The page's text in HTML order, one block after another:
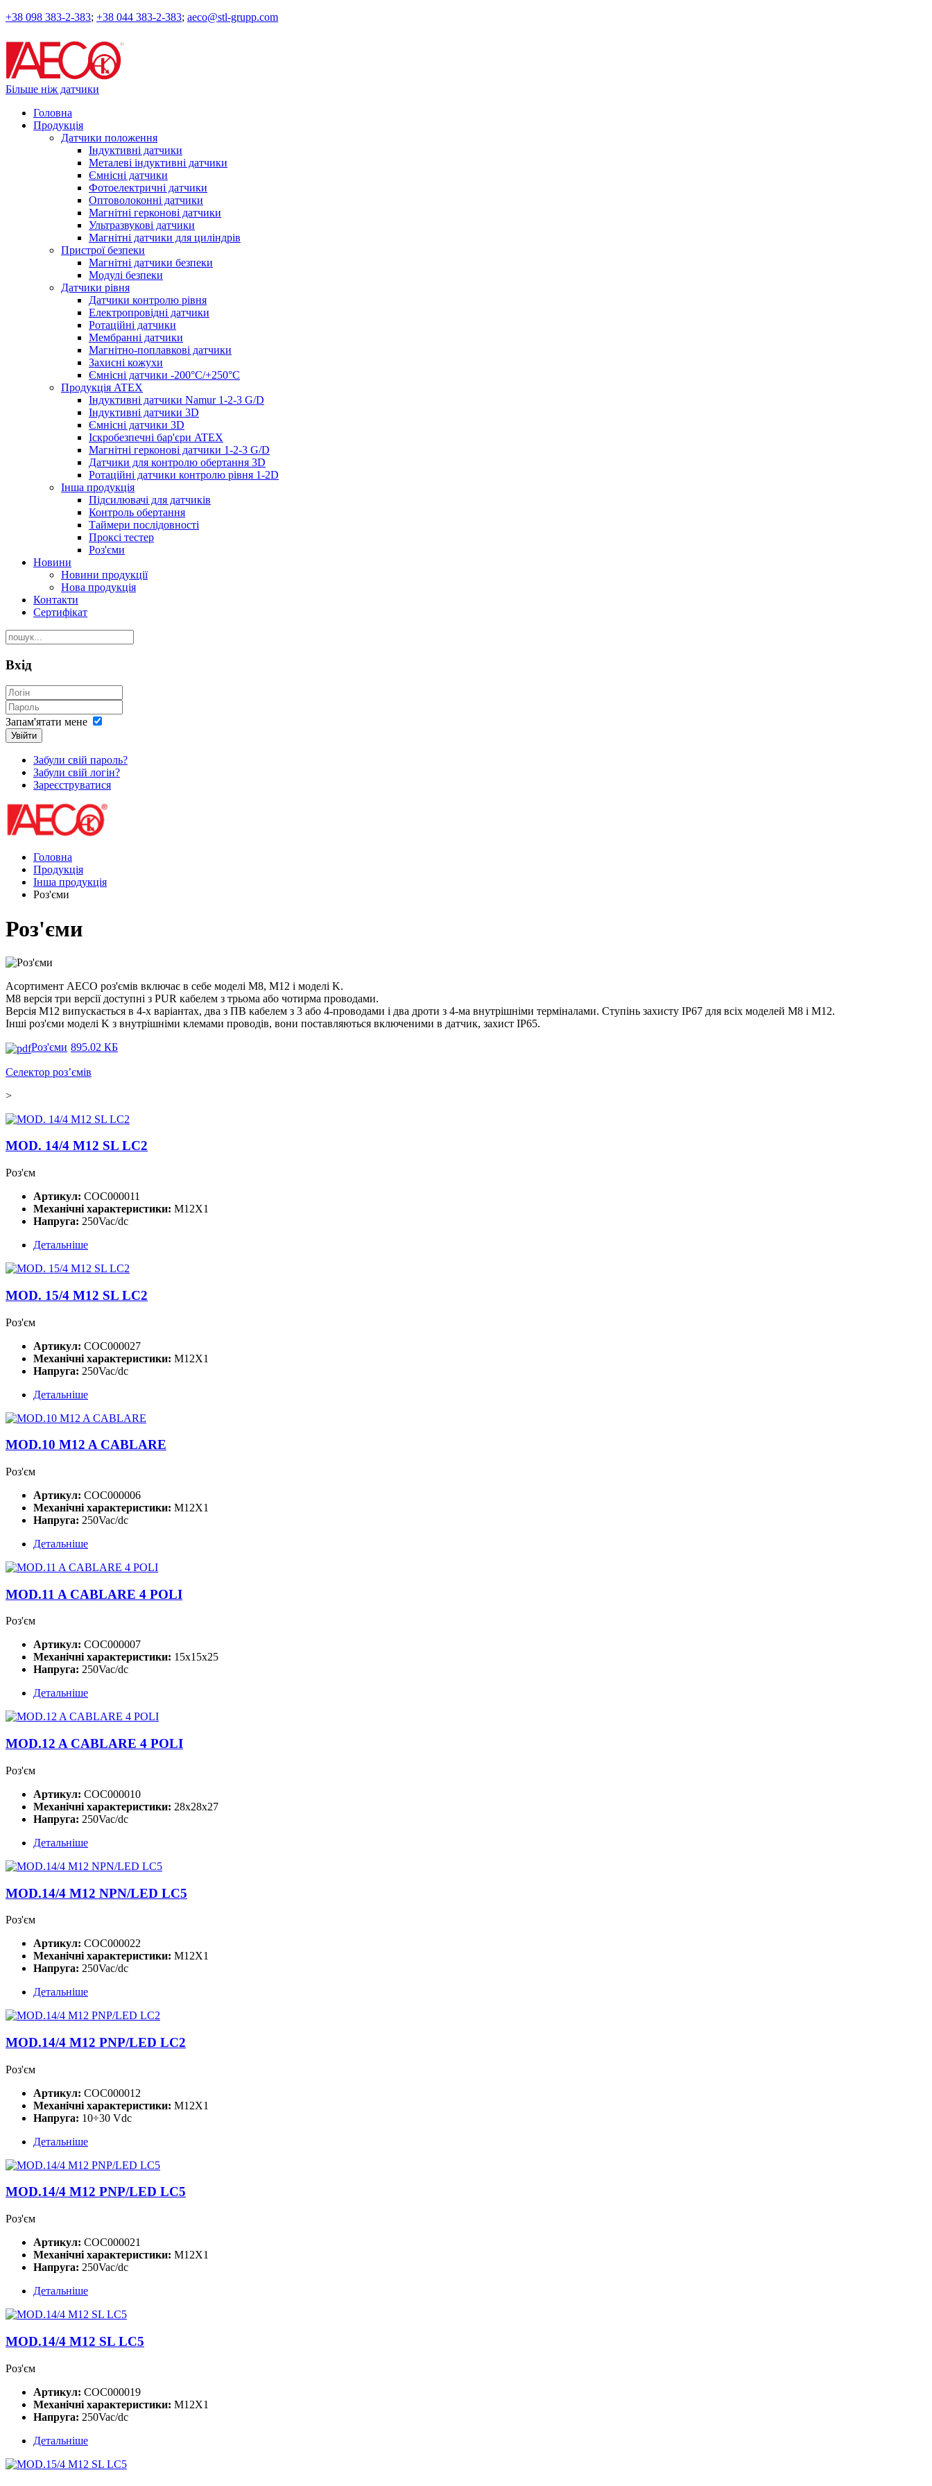
+38 098 383-2-383; +38 044 383-2-383; aeco@stl-grupp.com
Більше ніж датчики
Головна
Продукція
Датчики положення
Індуктивні датчики
Металеві індуктивні датчики
Ємнісні датчики
Фотоелектричні датчики
Оптоволоконні датчики
Магнітні герконові датчики
Ультразвукові датчики
Магнітні датчики для циліндрів
Пристрої безпеки
Магнітні датчики безпеки
Модулі безпеки
Датчики рівня
Датчики контролю рівня
Електропровідні датчики
Ротаційні датчики
Мембранні датчики
Магнітно-поплавкові датчики
Захисні кожухи
Ємнісні датчики -200°C/+250°C
Продукція ATEX
Індуктивні датчики Namur 1-2-3 G/D
Індуктивні датчики 3D
Ємнісні датчики 3D
Іскробезпечні бар'єри ATEX
Магнітні герконові датчики 1-2-3 G/D
Датчики для контролю обертання 3D
Ротаційні датчики контролю рівня 1-2D
Інша продукція
Підсилювачі для датчиків
Контроль обертання
Таймери послідовності
Проксі тестер
Роз'єми
Новини
Новини продукції
Нова продукція
Контакти
Сертифікат
Вхід
Запам'ятати мене
Увійти
Забули свій пароль?
Забули свій логін?
Зареєструватися
Головна
Продукція
Інша продукція
Роз'єми
Роз'єми
Асортимент AECO роз'ємів включає в себе моделі M8, M12 і моделі K.
М8 версія три версії доступні з PUR кабелем з трьома або чотирма проводами.
Версія M12 випускається в 4-х варіантах, два з ПВ кабелем з 3 або 4-проводами і два дроти з 4-ма внутрішніми терміналами. Ступінь захисту IP67 для всіх моделей M8 і M12.
Інші роз'єми моделі K з внутрішніми клемами проводів, вони поставляються включеними в датчик, захист IP65.
Роз'єми 895.02 КБ
Селектор роз’ємів
>
MOD. 14/4 M12 SL LC2
Роз'єм
Артикул: COC000011
Механічні характеристики: M12X1
Напруга: 250Vac/dc
Детальніше
MOD. 15/4 M12 SL LC2
Роз'єм
Артикул: COC000027
Механічні характеристики: M12X1
Напруга: 250Vac/dc
Детальніше
MOD.10 M12 A CABLARE
Роз'єм
Артикул: COC000006
Механічні характеристики: M12X1
Напруга: 250Vac/dc
Детальніше
MOD.11 A CABLARE 4 POLI
Роз'єм
Артикул: COC000007
Механічні характеристики: 15x15x25
Напруга: 250Vac/dc
Детальніше
MOD.12 A CABLARE 4 POLI
Роз'єм
Артикул: COC000010
Механічні характеристики: 28x28x27
Напруга: 250Vac/dc
Детальніше
MOD.14/4 M12 NPN/LED LC5
Роз'єм
Артикул: COC000022
Механічні характеристики: M12X1
Напруга: 250Vac/dc
Детальніше
MOD.14/4 M12 PNP/LED LC2
Роз'єм
Артикул: COC000012
Механічні характеристики: M12X1
Напруга: 10÷30 Vdc
Детальніше
MOD.14/4 M12 PNP/LED LC5
Роз'єм
Артикул: COC000021
Механічні характеристики: M12X1
Напруга: 250Vac/dc
Детальніше
MOD.14/4 M12 SL LC5
Роз'єм
Артикул: COC000019
Механічні характеристики: M12X1
Напруга: 250Vac/dc
Детальніше